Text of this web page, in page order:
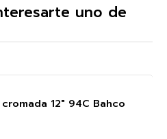
uno de
12" 94C Bahco